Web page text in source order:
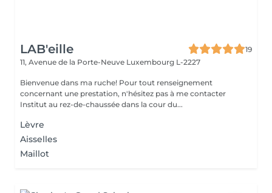
LAB'eille
19
11, Avenue de la Porte-Neuve Luxembourg L-2227
Bienvenue dans ma ruche! Pour tout renseignement
concernant une prestation, n'hésitez pas à me contacter
Institut au rez-de-chaussée dans la cour du...
Lèvre
Aisselles
Maillot